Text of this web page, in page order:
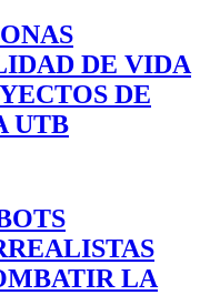
DE VIDA
DE
UTB
LA